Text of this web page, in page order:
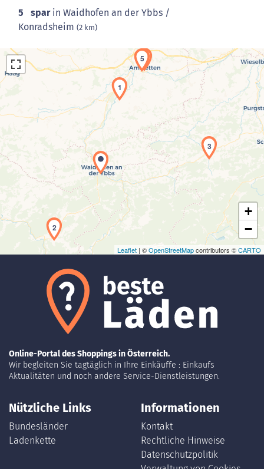
5 sparin Waidhofen an der Ybbs /
Konradsheim (2 km)
Laden der Karte...
1
2
3
4
5
+
−
Leaflet | ©OpenStreetMapcontributors ©CARTO
Online-Portal des Shoppings in Österreich.
Wir begleiten Sie tagtäglich in Ihre Einkäuffe : Einkaufs
Aktualitäten und noch andere Service-Dienstleistungen.
Nützliche Links
Bundesländer
Ladenkette
Informationen
Kontakt
Rechtliche Hinweise
Datenschutzpolitik